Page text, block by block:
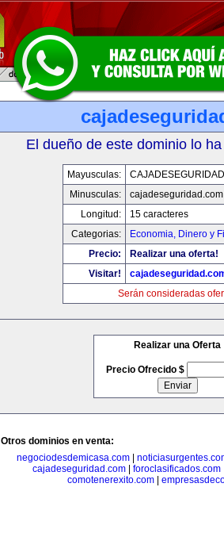
El dueño de este dominio lo
Mayusculas:
Minusculas:
cajadeseguridad.com
Longitud:
15 caracteres
Categorias:
Economia, Dinero y
Precio:
Realizar una oferta!
Visitar!
Serán consideradas
Realizar una Oferta
Precio Ofrecido $
Otros dominios en venta:
negociodesdemicasa.com
cajadeseguridad.com
foroclasificados.com
comotenerexito.com|